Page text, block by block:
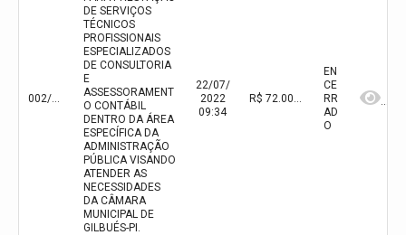
002/2022
DE SERVIÇOS
TÉCNICOS
PROFISSIONAIS
ESPECIALIZADOS
DE CONSULTORIA
E
ASSESSORAMENT
O CONTÁBIL
DENTRO DA ÁREA
ESPECÍFICA DA
ADMINISTRAÇÃO
PÚBLICA VISANDO
ATENDER AS
NECESSIDADES
DA CÂMARA
MUNICIPAL DE
GILBUÉS-PI.
22/07/
2022
09:34
R$ 72.000,00(valor inicial)
EN
CE
RR
AD
O